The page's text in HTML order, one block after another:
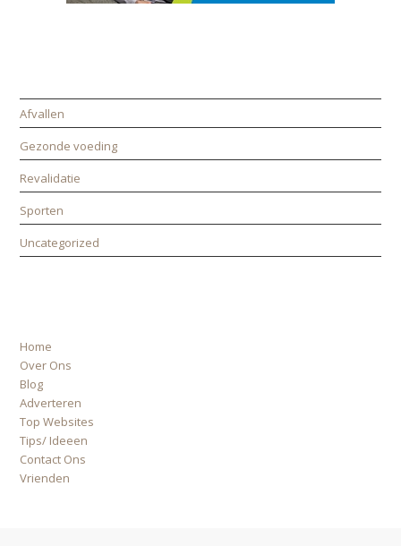
Afvallen
Gezonde voeding
Revalidatie
Sporten
Uncategorized
Home
Over Ons
Blog
Adverteren
Top Websites
Tips/ Ideeen
Contact Ons
Vrienden